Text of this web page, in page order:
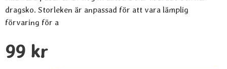
dragsko. Storleken är anpassad för att vara lämplig
förvaring för a
pris
99 kr